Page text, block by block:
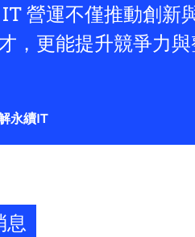
營運不僅推動創新
，更能提升競爭力
永續IT
息